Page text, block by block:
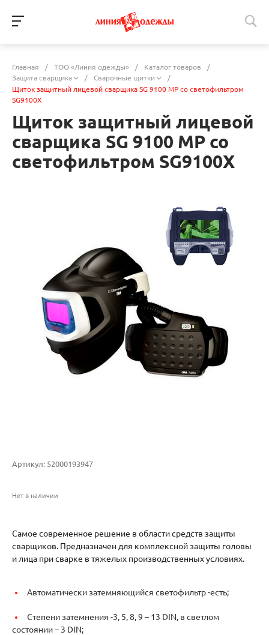
Главная / ТОО «Линия одежды» / Каталог товаров
/
Защита сварщика
/ Сварочные щитки
/
Щиток защитный лицевой сварщика SG 9100 MP со светофильтром
SG9100X
Щиток защитный лицевой
сварщика SG 9100 MP со
светофильтром SG9100X
Артикул: 52000193947
Нет в наличии
Самое современное решение в области средств защиты
сварщиков. Предназначен для комплексной защиты головы
и лица при сварке в тяжелых производственных условиях.
Автоматически затемняющийся светофильтр -есть;
Степени затемнения -3, 5, 8, 9 – 13 DIN, в светлом
состоянии – 3 DIN;